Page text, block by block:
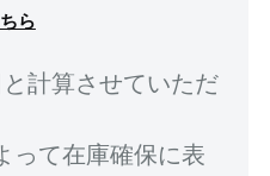
ら
計算させていただ
って在庫確保に表